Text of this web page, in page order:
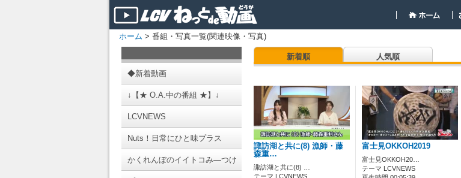
ホーム > 番組・写真一覧(関連映像・写真)
◆新着動画
↓【★ O.A.中の番組 ★】↓
LCVNEWS
Nuts！日常にひと味プラス
かくれんぼのイイトコみ―つけ
新着順
人気順
諏訪湖と共に(8) 漁師・藤
森重…
諏訪湖と共に(8) …
テーマ LCVNEWS
富士見OKKOH2019
富士見OKKOH20…
テーマ LCVNEWS